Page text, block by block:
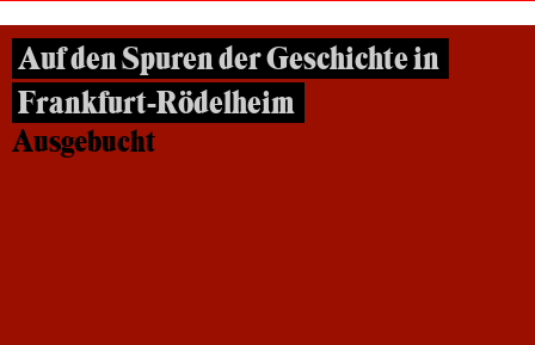
Auf den Spuren der Geschichte in
Frankfurt-Rödelheim
Ausgebucht